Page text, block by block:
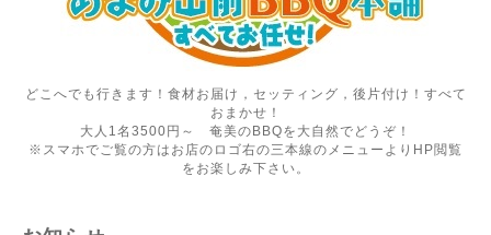
どこへでも行きます！食材お届け，セッティング，後片付け！すべて
おまかせ！
大人1名3500円～ 奄美のBBQを大自然でどうぞ！
※スマホでご覧の方はお店のロゴ右の三本線のメニューよりHP閲覧
をお楽しみ下さい。